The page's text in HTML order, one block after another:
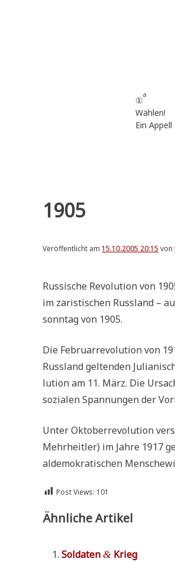
①
a
Wählen!
Ein Appell
1905
Veröffentlicht am 15.10.2005 20:15 von
Rus­si­sche Revo­lu­ti­on von
im zari­sti­schen Russ­land –
sonn­tag von 1905.
Die Febru­ar­re­vo­lu­ti­on von
Russ­land gel­ten­den
lu­ti­on am 11. März. Die
sozia­len Span­nun­gen der
Unter Okto­ber­re­vo­lu­ti­on
Mehr­heit­ler) im Jah­re 1917
al­de­mo­kra­ti­schen
Post Views: 101
Ähnliche Artikel
Sol­da­ten & Krieg